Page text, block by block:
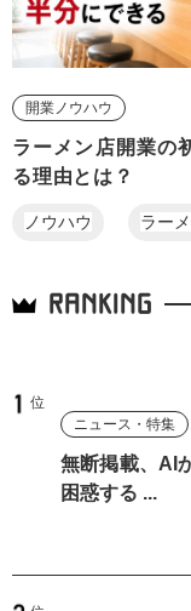
開業ノウハウ
ラーメン店開業の
る理由とは？
ノウハウ ラー
RANKING
ニュース・特集
無断掲載、AI
困惑する ...